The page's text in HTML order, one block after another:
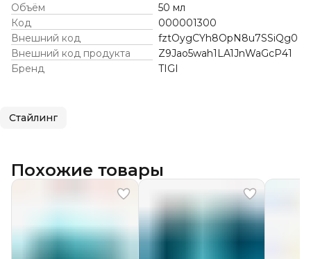
Объём
50 мл
Код
000001300
Внешний код
fztOygCYh8OpN8u7SSiQg0
Внешний код продукта
Z9Jao5wah1LA1JnWaGcP41
Бренд
TIGI
Стайлинг
Похожие товары